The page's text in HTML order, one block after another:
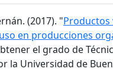
(2017). "Productos
en producciones
el grado de
la Universidad de